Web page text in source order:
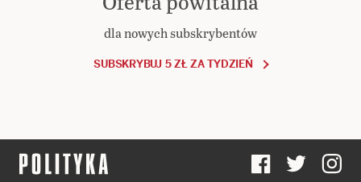
dla nowych subskrybentów
SUBSKRYBUJ 5 ZŁ ZA TYDZIEŃ